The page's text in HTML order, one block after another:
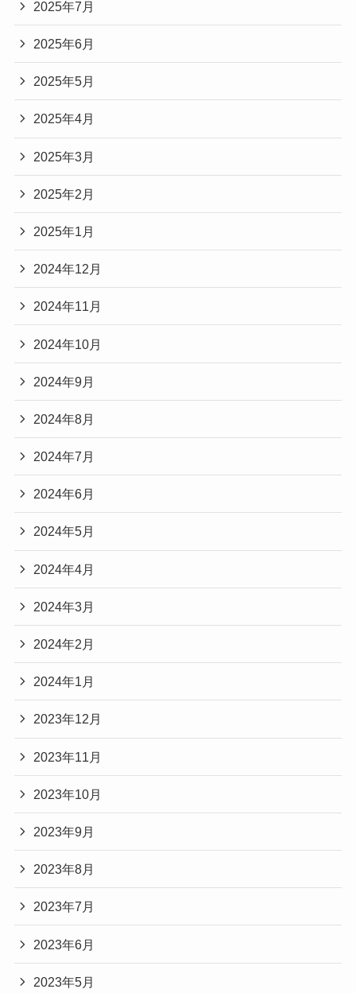
2025年7月
2025年6月
2025年5月
2025年4月
2025年3月
2025年2月
2025年1月
2024年12月
2024年11月
2024年10月
2024年9月
2024年8月
2024年7月
2024年6月
2024年5月
2024年4月
2024年3月
2024年2月
2024年1月
2023年12月
2023年11月
2023年10月
2023年9月
2023年8月
2023年7月
2023年6月
2023年5月